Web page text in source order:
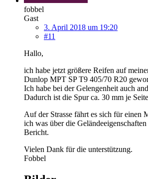
fobbel
Gast
3. April 2018 um 19:20
#11
Hallo,
ich habe jetzt größere Reifen auf
Dunlop MPT SP T9 405/70 R20
Ich habe bei der Gelengenheit auch
Dadurch ist die Spur ca. 30 mm je
Auf der Strasse fährt es sich für einen
ich was über die
Bericht.
Vielen Dank für die unterstützung.
Fobbel